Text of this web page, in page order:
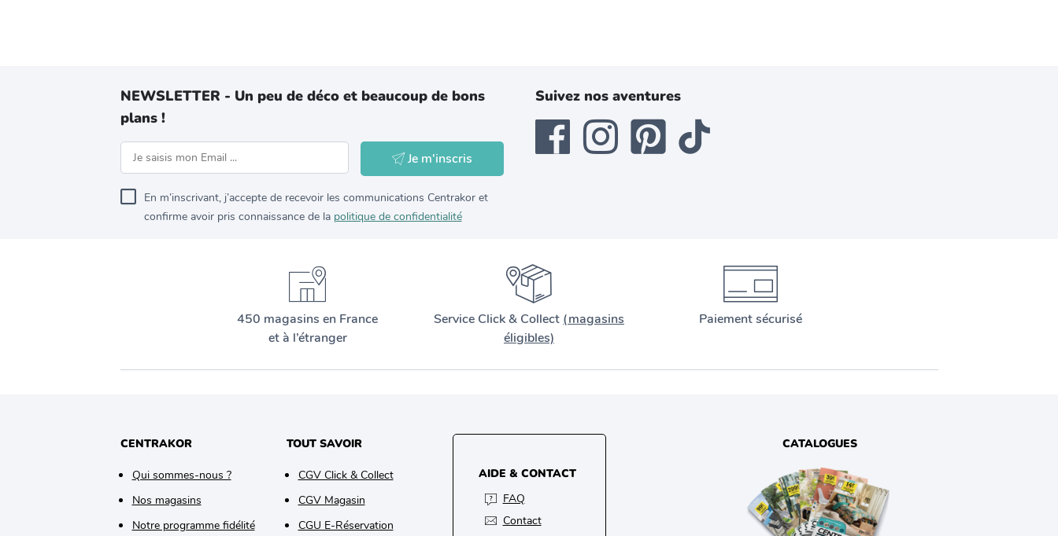
NEWSLETTER - Un peu de déco et beaucoup de bons
plans !
Je m'inscris
En m’inscrivant, j’accepte de recevoir les communications Centrakor et
confirme avoir pris connaissance de la politique de confidentialité
Suivez nos aventures
450 magasins en France
et à l’étranger
Service Click & Collect (magasins
éligibles)
Paiement sécurisé
CENTRAKOR
Qui sommes-nous ?
Nos magasins
Notre programme fidélité
TOUT SAVOIR
CGV Click & Collect
CGV Magasin
CGU E-Réservation
AIDE & CONTACT
FAQ
Contact
CATALOGUES